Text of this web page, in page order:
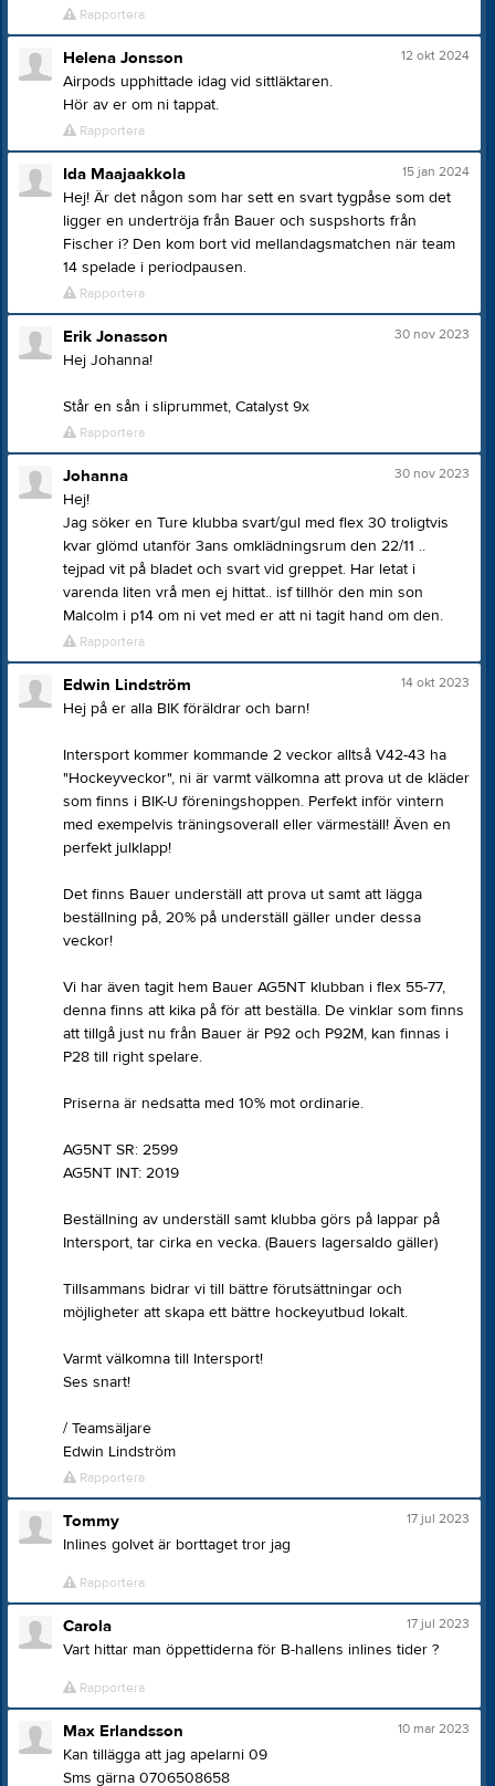
Rapportera
12 okt 2024
Helena Jonsson
Airpods upphittade idag vid sittläktaren.
Hör av er om ni tappat.
Rapportera
15 jan 2024
Ida Maajaakkola
Hej! Är det någon som har sett en svart tygpåse som det
ligger en undertröja från Bauer och suspshorts från
Fischer i? Den kom bort vid mellandagsmatchen när team
14 spelade i periodpausen.
Rapportera
30 nov 2023
Erik Jonasson
Hej Johanna!
Står en sån i sliprummet, Catalyst 9x
Rapportera
30 nov 2023
Johanna
Hej!
Jag söker en Ture klubba svart/gul med flex 30 troligtvis
kvar glömd utanför 3ans omklädningsrum den 22/11 ..
tejpad vit på bladet och svart vid greppet. Har letat i
varenda liten vrå men ej hittat.. isf tillhör den min son
Malcolm i p14 om ni vet med er att ni tagit hand om den.
Rapportera
14 okt 2023
Edwin Lindström
Hej på er alla BIK föräldrar och barn!
Intersport kommer kommande 2 veckor alltså V42-43 ha
"Hockeyveckor", ni är varmt välkomna att prova ut de kläder
som finns i BIK-U föreningshoppen. Perfekt inför vintern
med exempelvis träningsoverall eller värmeställ! Även en
perfekt julklapp!
Det finns Bauer underställ att prova ut samt att lägga
beställning på, 20% på underställ gäller under dessa
veckor!
Vi har även tagit hem Bauer AG5NT klubban i flex 55-77,
denna finns att kika på för att beställa. De vinklar som finns
att tillgå just nu från Bauer är P92 och P92M, kan finnas i
P28 till right spelare.
Priserna är nedsatta med 10% mot ordinarie.
AG5NT SR: 2599
AG5NT INT: 2019
Beställning av underställ samt klubba görs på lappar på
Intersport, tar cirka en vecka. (Bauers lagersaldo gäller)
Tillsammans bidrar vi till bättre förutsättningar och
möjligheter att skapa ett bättre hockeyutbud lokalt.
Varmt välkomna till Intersport!
Ses snart!
/ Teamsäljare
Edwin Lindström
Rapportera
17 jul 2023
Tommy
Inlines golvet är borttaget tror jag
Rapportera
17 jul 2023
Carola
Vart hittar man öppettiderna för B-hallens inlines tider ?
Rapportera
10 mar 2023
Max Erlandsson
Kan tillägga att jag apelarni 09
Sms gärna 0706508658